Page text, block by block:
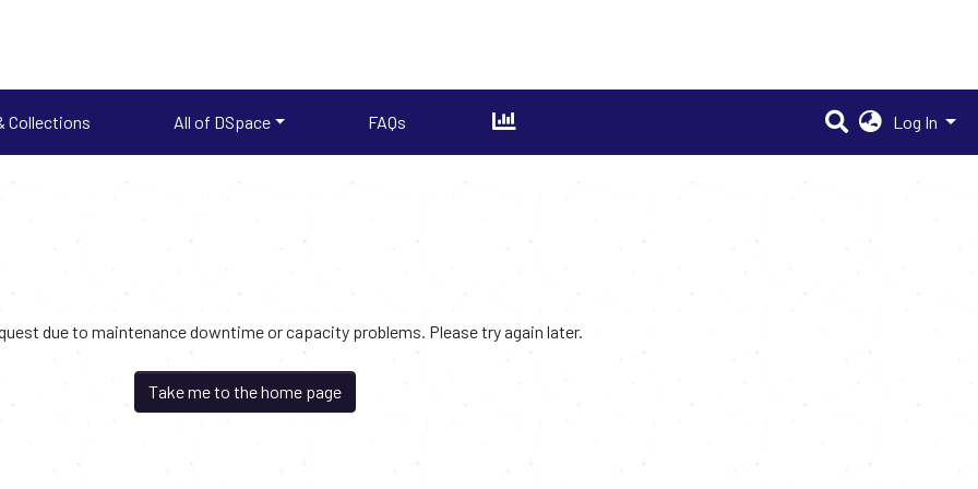
Collections All of DSpace FAQs Log In
due to maintenance downtime or capacity problems. Please try again later.
Take me to the home page